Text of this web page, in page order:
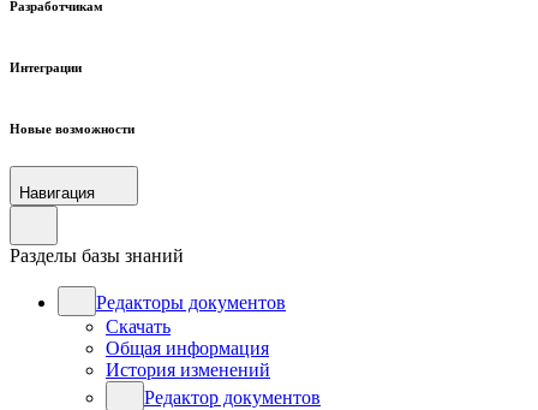
Разработчикам
Интеграции
Новые возможности
Навигация
Разделы базы знаний
Редакторы документов
Скачать
Общая информация
История изменений
Редактор документов